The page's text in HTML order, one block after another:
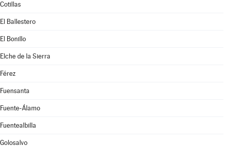
Cotillas
El Ballestero
El Bonillo
Elche de la Sierra
Férez
Fuensanta
Fuente-Álamo
Fuentealbilla
Golosalvo